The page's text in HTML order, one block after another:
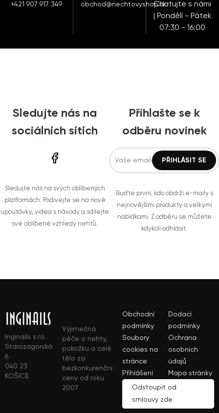
+421 907 917 349 obchod@nechtovyshop.skChatujte s námi
| Pondělí - Pátek
07:30 - 16:00
Sledujte nás na
sociálních sítích
Sledujte nás na svých oblíbených
platformách. Podívejte se na nové
upoutávky, videa s návody a sdílejte
své oblíbené vzhledy nehtů.
Přihlašte se k
odběru novinek
Buďte první, kdo obdrží e-maily s
nejnovějšími produkty a velkými
nabídkami. Z odběru se můžete
kdykoli odhlásit.
Inginails s.r.o.
Starozagorská
6
040 23
KOŠICE
Výjimečná
péče o nehty,
pokožku a celé
tělo za
bezkonkurenční
ceny od roku
2007
Obchodní
podmínky
Dodací
podmínky
Soubory
cookies na
stránce
Ochrana
osobních
údajů
Přihlášení
Mapa stránky
Odstoupit od
smlouvy zde